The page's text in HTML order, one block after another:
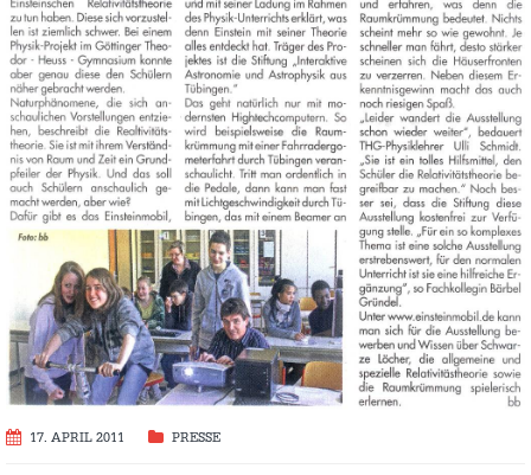
17. APRIL 2011 PRESSE